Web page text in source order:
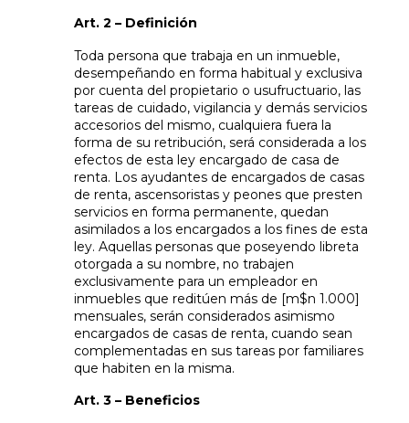
Art. 2 – Definición
Toda persona que trabaja en un inmueble,
desempeñando en forma habitual y exclusiva
por cuenta del propietario o usufructuario, las
tareas de cuidado, vigilancia y demás servicios
accesorios del mismo, cualquiera fuera la
forma de su retribución, será considerada a los
efectos de esta ley encargado de casa de
renta. Los ayudantes de encargados de casas
de renta, ascensoristas y peones que presten
servicios en forma permanente, quedan
asimilados a los encargados a los fines de esta
ley. Aquellas personas que poseyendo libreta
otorgada a su nombre, no trabajen
exclusivamente para un empleador en
inmuebles que reditúen más de [m$n 1.000]
mensuales, serán considerados asimismo
encargados de casas de renta, cuando sean
complementadas en sus tareas por familiares
que habiten en la misma.
Art. 3 – Beneficios